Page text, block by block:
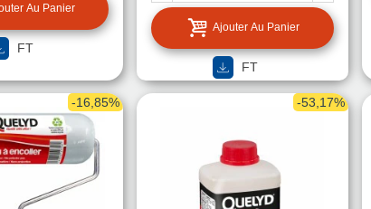
Au Panier
FT
Ajouter Au Panier
FT
-16,85% -53,17%